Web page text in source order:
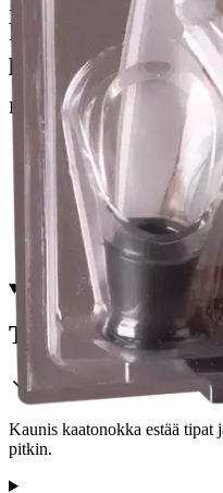
Postin
palvelupisteeseen!
Etu ei koske
Tarkista
Tuotekuvaus
Kaunis kaatonokka estää
pitkin.